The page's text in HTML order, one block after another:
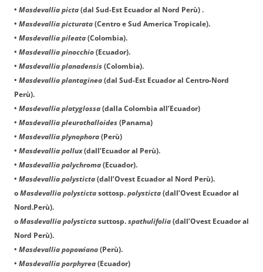
• Masdevallia picta (dal Sud-Est Ecuador al Nord Perù) .
• Masdevallia picturata (Centro e Sud America Tropicale).
• Masdevallia pileata (Colombia).
• Masdevallia pinocchio (Ecuador).
• Masdevallia planadensis (Colombia).
• Masdevallia plantaginea (dal Sud-Est Ecuador al Centro-Nord
Perù).
• Masdevallia platyglossa (dalla Colombia all’Ecuador)
• Masdevallia pleurothalloides (Panama)
• Masdevallia plynophora (Perù)
• Masdevallia pollux(dall’Ecuador al Perù).
• Masdevallia polychroma (Ecuador).
• Masdevallia polysticta (dall’Ovest Ecuador al Nord Perù).
o Masdevallia polysticta sottosp. polysticta (dall’Ovest Ecuador al
Nord.Perù).
o Masdevallia polysticta suttosp. spathulifolia (dall’Ovest Ecuador al
Nord Perù).
• Masdevallia popowiana (Perù).
• Masdevallia porphyrea (Ecuador)